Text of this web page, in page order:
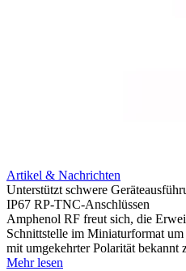
Artikel & Nachrichten
Unterstützt schwere
IP67 RP-TNC-Anschlüssen
Amphenol RF freut sich, die
Schnittstelle im Miniaturformat
mit umgekehrter Polarität bekannt
Mehr lesen